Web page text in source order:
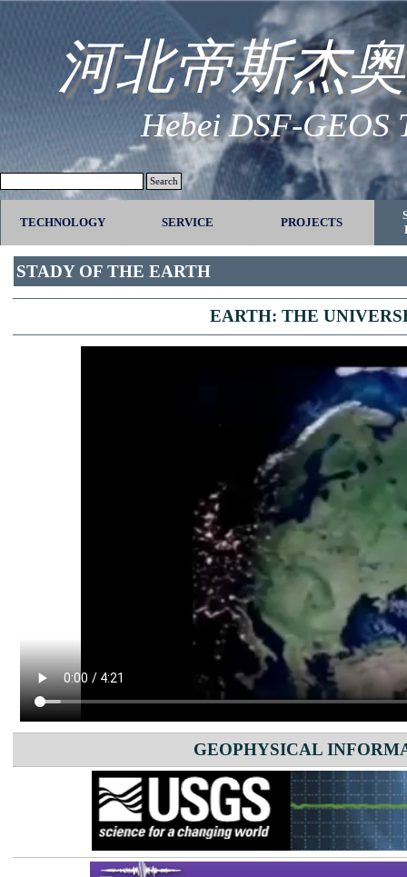
Go to content
河北帝斯杰
Hebei DSF-GEOS
Search
TECHNOLOGY ▼
SERVICE ▼
PROJECTS
STADY OF THE EARTH
EARTH: THE
GEOPHYSICAL